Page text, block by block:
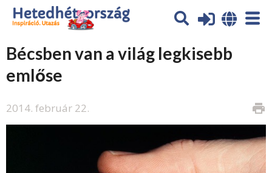
Bécsben van a világ legkisebb
emlőse
2014. február 22. print